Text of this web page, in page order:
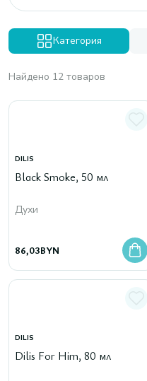
Категория
Найдено 12 товаров
DILIS
Black Smoke, 50 мл
Духи
86,03BYN
DILIS
Dilis For Him, 80 мл